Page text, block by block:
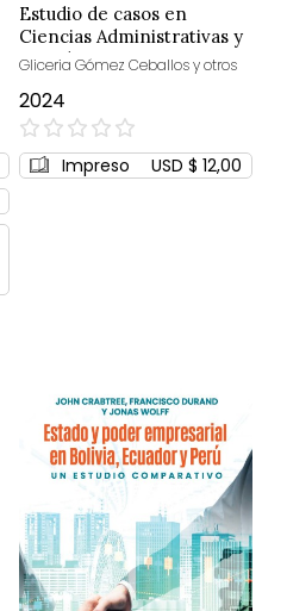
Estudio de casos en
Ciencias Administrativas y
Económicas
Gliceria Gómez Ceballos y otros
2024
0%
Impreso USD $ 12,00